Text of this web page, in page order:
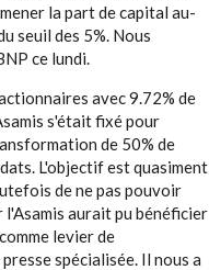
la part de capital au-
seuil des 5%. Nous
ce lundi.
avec 9.72% de
s'était fixé pour
de 50% de
L'objectif est quasiment
de ne pas pouvoir
aurait pu bénéficier
levier de
spécialisée. Il nous a